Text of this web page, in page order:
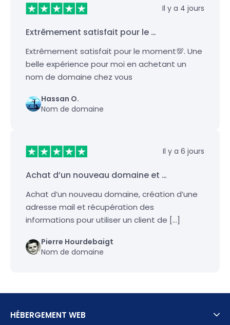
Il y a 4 jours
Extrêmement satisfait pour le …
Extrêmement satisfait pour le moment💯. Une
belle expérience pour moi en achetant un
nom de domaine chez vous
Hassan O.
Nom de domaine
Il y a 6 jours
Achat d’un nouveau domaine et …
Achat d’un nouveau domaine, création d’une
adresse mail et récupération des
informations pour utiliser un client de […]
Pierre Hourdebaigt
Nom de domaine
HÉBERGEMENT WEB